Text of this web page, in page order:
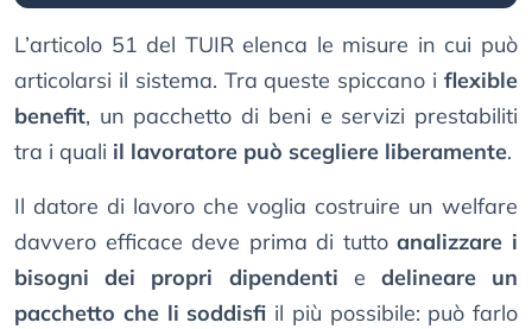
L’articolo 51 del TUIR elenca le misure in cui può
articolarsi il sistema. Tra queste spiccano i flexible
benefit, un pacchetto di beni e servizi prestabiliti
tra i quali il lavoratore può scegliere liberamente.
Il datore di lavoro che voglia costruire un welfare
davvero efficace deve prima di tuttoanalizzare i
bisogni dei propri dipendenti e delineare un
pacchetto che li soddisfi il più possibile: può farlo